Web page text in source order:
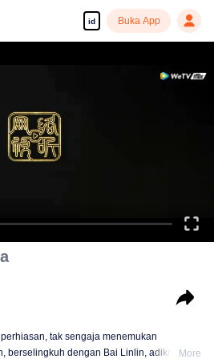
id Buka App
kualitas tinggi dan lancar
tak sengaja menemukan
berselingkuh dengan Bai Linlin, adiknya.More